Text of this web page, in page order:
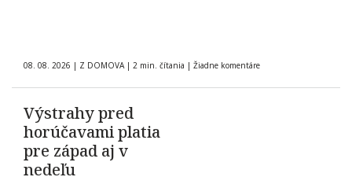
08. 08. 2026 | Z DOMOVA | 2 min. čítania | Žiadne komentáre
Výstrahy pred
horúčavami platia
pre západ aj v
nedeľu